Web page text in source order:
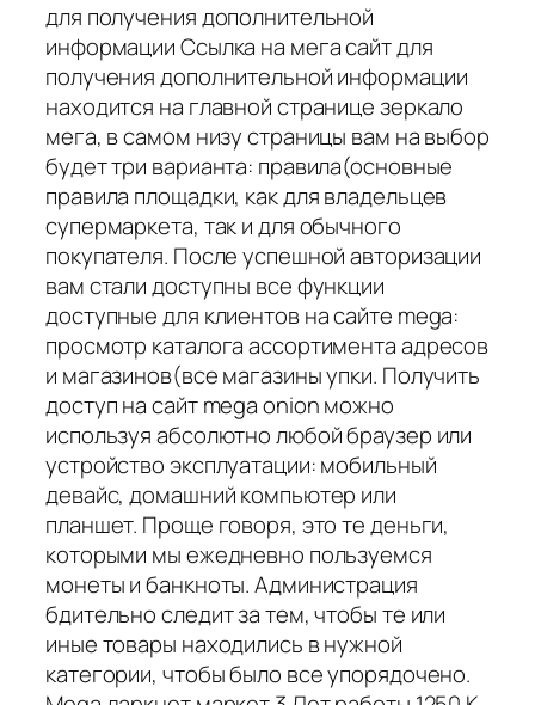
для получения дополнительной
информации Ссылка на мега сайт для
получения дополнительной информации
находится на главной странице зеркало
мега, в самом низу страницы вам на выбор
будет три варианта: правила(основные
правила площадки, как для владельцев
супермаркета, так и для обычного
покупателя. После успешной авторизации
вам стали доступны все функции
доступные для клиентов на сайте mega:
просмотр каталога ассортимента адресов
и магазинов(все магазины упки. Получить
доступ на сайт mega onion можно
используя абсолютно любой браузер или
устройство эксплуатации: мобильный
девайс, домашний компьютер или
планшет. Проще говоря, это те деньги,
которыми мы ежедневно пользуемся
монеты и банкноты. Администрация
бдительно следит за тем, чтобы те или
иные товары находились в нужной
категории, чтобы было все упорядочено.